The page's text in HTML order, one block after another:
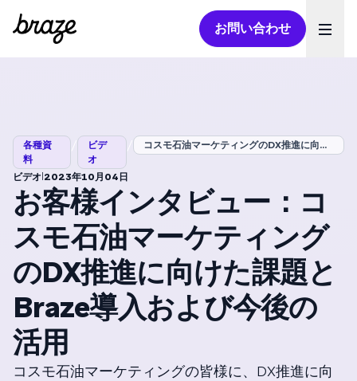
お問い合わせ
各種資
料
/
ビデ
オ
/ コスモ石油マーケティングのDX推進に向け...
ビデオ|2023年10月04日
お客様インタビュー：コ
スモ石油マーケティング
のDX推進に向けた課題と
Braze導入および今後の
活用
コスモ石油マーケティングの皆様に、DX推進に向